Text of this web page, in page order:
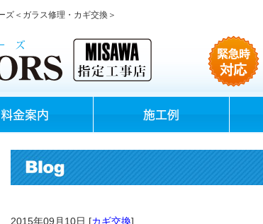
ズ＜ガラス修理・カギ交換＞
料金案内 施工例
2015年09月10日 [カギ交換]